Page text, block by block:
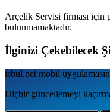
Arçelik Servisi firması için
bulunmamaktadır.
İlginizi Çekebilecek
isbul.net mobil
Hiçbir güncellemeyi